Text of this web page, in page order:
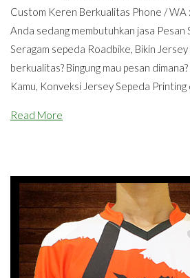
Custom Keren Berkualitas Phone /
Anda sedang membutuhkan jasa Pesan
Seragam sepeda Roadbike, Bikin
berkualitas? Bingung mau pesan
Kamu, Konveksi Jersey Sepeda
Read More